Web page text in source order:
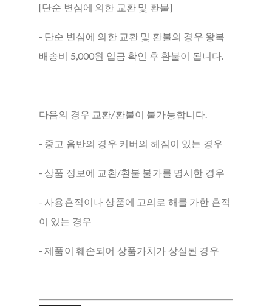
[단순 변심에 의한 교환 및 환불]
- 단순 변심에 의한 교환 및 환불의 경우 왕복
배송비 5,000원 입금 확인 후 환불이 됩니다.
다음의 경우 교환/환불이 불가능합니다.
- 중고 음반의 경우 커버의 헤짐이 있는 경우
- 상품 정보에 교환/환불 불가를 명시한 경우
- 사용흔적이나 상품에 고의로 해를 가한 흔적
이 있는 경우
- 제품이 훼손되어 상품가치가 상실된 경우